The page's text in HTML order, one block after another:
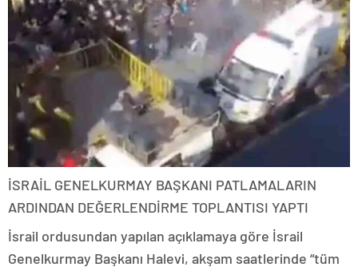
İSRAİL GENELKURMAY BAŞKANI PATLAMALARIN
ARDINDAN DEĞERLENDİRME TOPLANTISI YAPTI
İsrail ordusundan yapılan açıklamaya göre İsrail
Genelkurmay Başkanı Halevi, akşam saatlerinde “tüm